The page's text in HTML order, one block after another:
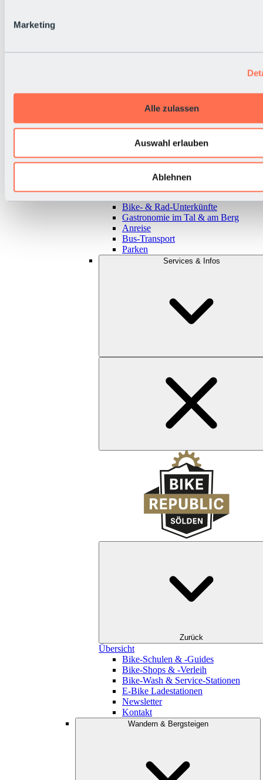
Marketing
Alle zulassen
Auswahl erlauben
Ablehnen
Zurück
Bike- & Rad-Unterkünfte
Gastronomie im Tal & am Berg
Anreise
Bus-Transport
Parken
Services & Infos
Zurück
Übersicht
Bike-Schulen & -Guides
Bike-Shops & -Verleih
Bike-Wash & Service-Stationen
E-Bike Ladestationen
Newsletter
Kontakt
Wandern & Bergsteigen